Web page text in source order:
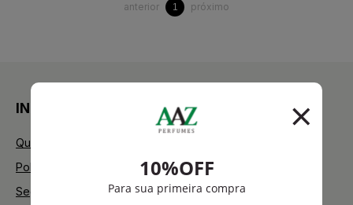
anterior 1 próximo
INSTITUCIONAL
Quem Somos
Política de Privacidade
Segurança